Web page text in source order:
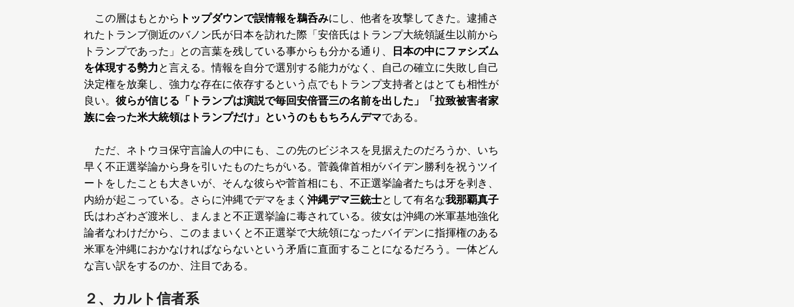
この層はもとから トップダウンで誤情報を鵜呑みにし、他者を攻撃してきた。逮捕さ
れたトランプ側近のバノン氏が日本を訪れた際「安倍氏はトランプ大統領誕生以前から
トランプであった」との言葉を残している事からも分かる通り、
日本の中にファシズム
を体現する勢力 と言える。情報を自分で選別する能力がなく、自己の確立に失敗し自己
決定権を放棄し、強力な存在に依存するという点でもトランプ支持者とはとても相性が
良い。 彼らが信じる「トランプは演説で毎回安倍晋三の名前を出した」「拉致被害者家
族に会った米大統領はトランプだけ」というのももちろんデマである。
ただ、ネトウヨ保守言論人の中にも、この先のビジネスを見据えたのだろうか、いち
早く不正選挙論から身を引いたものたちがいる。菅義偉首相がバイデン勝利を祝うツイ
ートをしたことも大きいが、そんな彼らや菅首相にも、不正選挙論者たちは牙を剥き、
内紛が起こっている。さらに沖縄でデマをまく 沖縄デマ三銃士として有名な我那覇真子
氏はわざわざ渡米し、まんまと不正選挙論に毒されている。彼女は沖縄の米軍基地強化
論者なわけだから、このままいくと不正選挙で大統領になったバイデンに指揮権のある
米軍を沖縄におかなければならないという矛盾に直面することになるだろう。一体どん
な言い訳をするのか、注目である。
２、カルト信者系